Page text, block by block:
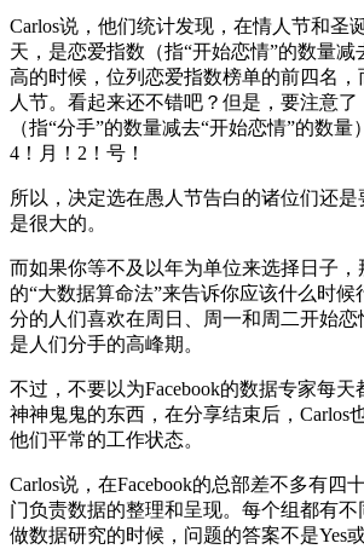
Carlos说，他们统计发现，在情人节和圣
天，是恋爱指数（指“开始恋情”的数量减
高的时候，位列恋爱指数榜单的前四名
人节。看起来还不错吧？但是，要注意
（指“分手”的数量减去“开始恋情”的数
4！月！2！号！
所以，决定选在愚人节告白的诸位们还
是很大的。
而如果你等不及以年为单位来选择日子，
的“大数据算命法”来告诉你应该什么时候
分的人们喜欢在周日、周一和周二开始恋
是人们分手的高峰期。
不过，不要以为Facebook的数据专家每
神神鬼鬼的东西，在分享结束后，Carlos
他们平常的工作状态。
Carlos说，在Facebook的总部差不多有四
门负责数据的整理和呈现。每个组都有不
做数据研究的时候，问题的答案不是Yes